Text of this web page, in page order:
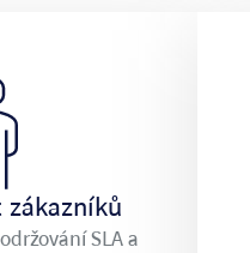
zákazníků
SLA a